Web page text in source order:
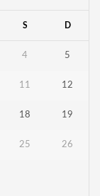
S D
4 5
11 12
18 19
25 26